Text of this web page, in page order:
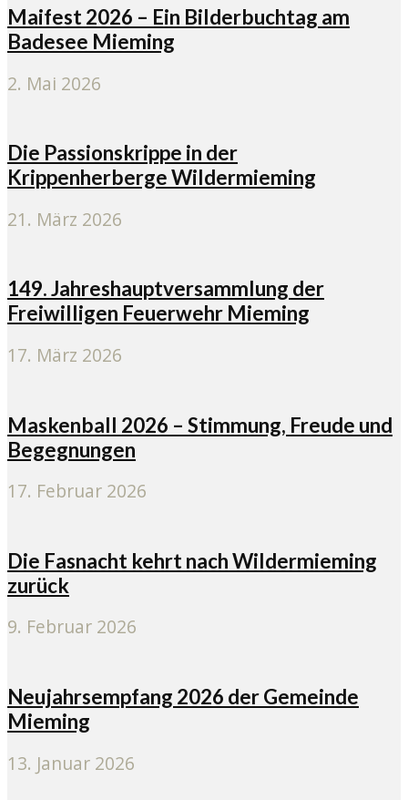
Maifest 2026 – Ein Bilderbuchtag am
Badesee Mieming
2. Mai 2026
Die Passionskrippe in der
Krippenherberge Wildermieming
21. März 2026
149. Jahreshauptversammlung der
Freiwilligen Feuerwehr Mieming
17. März 2026
Maskenball 2026 – Stimmung, Freude und
Begegnungen
17. Februar 2026
Die Fasnacht kehrt nach Wildermieming
zurück
9. Februar 2026
Neujahrsempfang 2026 der Gemeinde
Mieming
13. Januar 2026